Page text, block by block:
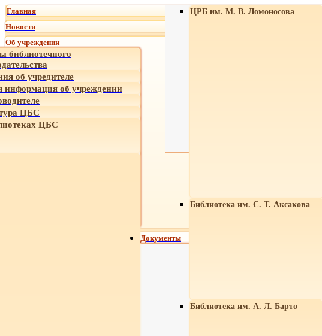
Главная
Новости
Об учреждении
библиотечного
об учредителе
об учреждении
ЦБС
ЦБС
ЦРБ им. М. В. Ломоносова
Библиотека им. С. Т. Аксакова
Библиотека им. А. Л. Барто
Документы